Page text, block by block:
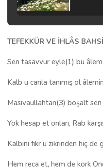
TEFEKKÜR VE İHLÂS BAHSİ
Sen tasavvur eyle(1) bu
Kalb u canla tanımış ol
Masivaullahtan(3) boşalt
Yok hesap et onları, Rab
Kalbini fikr ü zikrinden hiç de
Hem reca et, hem de kork